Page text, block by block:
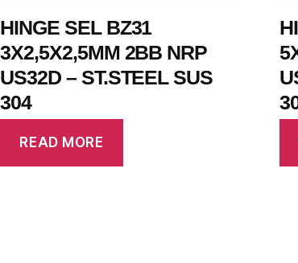
HINGE SEL BZ31
3X2,5X2,5MM 2BB NRP
US32D – ST.STEEL SUS
304
READ MORE